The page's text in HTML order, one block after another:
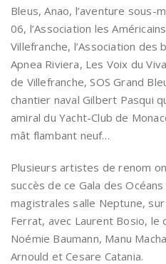
Bleus, Anao, l’aventure sous-
06, l’Association les
Villefranche, l’Association des
Apnea Riviera, Les Voix du
de Villefranche, SOS Grand
chantier naval Gilbert Pasqui
amiral du Yacht-Club de
mât flambant neuf…
Plusieurs artistes de renom
succès de ce Gala des
magistrales salle Neptune,
Ferrat, avec Laurent Bosio, le
Noémie Baumann, Manu
Arnould et Cesare Catania.